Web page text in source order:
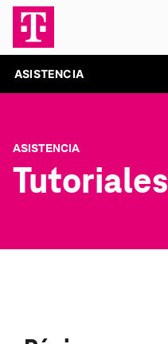
ASISTENCIA
ASISTENCIA
Tutoriales